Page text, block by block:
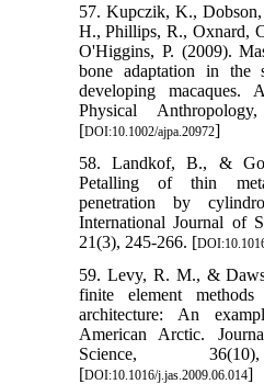
57. Kupczik, K.,
H., Phillips, R., Oxnard,
O'Higgins, P. (2009).
bone adaptation in the
developing macaques.
Physical
[DOI:10.1002/ajpa.20972]
58. Landkof, B., &
Petalling of thin
penetration by
International Journal of
21(3), 245-266. [
59. Levy, R. M., &
finite element
architecture: An
American Arctic.
Science,
[DOI:10.1016/j.jas.2009.06.014]